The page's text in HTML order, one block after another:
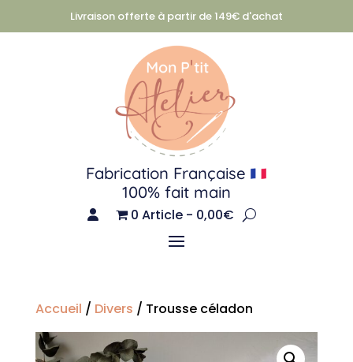
Livraison offerte à partir de 149€ d'achat
Fabrication Française
100% fait main
0 Article 0,00€
Accueil / Divers / Trousse céladon